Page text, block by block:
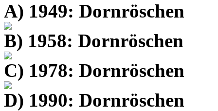
A) 1949: Dornröschen
B) 1958: Dornröschen
C) 1978: Dornröschen
D) 1990: Dornröschen